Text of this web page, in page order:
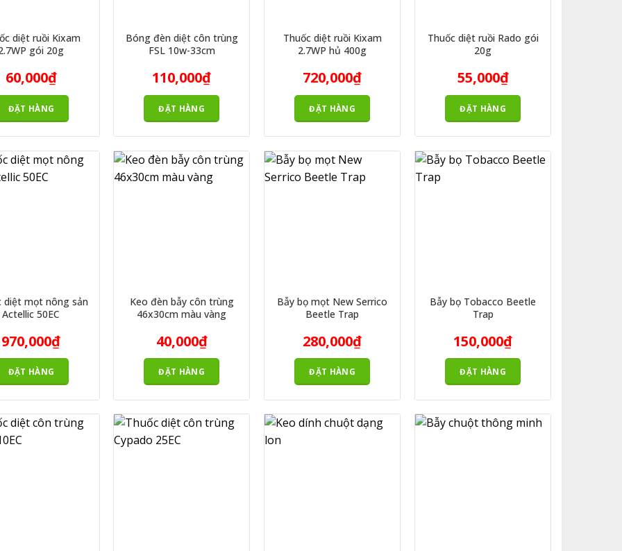
diệt ruồi Kixam
gói 20g
60,000₫
ĐẶT HÀNG
Bóng đèn diệt côn trùng
FSL 10w-33cm
110,000₫
ĐẶT HÀNG
Thuốc diệt ruồi Kixam
2.7WP hủ 400g
720,000₫
ĐẶT HÀNG
Thuốc diệt ruồi Rado gói
20g
55,000₫
ĐẶT HÀNG
diệt mọt nông sản
Actellic 50EC
970,000₫
ĐẶT HÀNG
Keo đèn bẫy côn trùng
46x30cm màu vàng
40,000₫
ĐẶT HÀNG
Bẫy bọ mọt New Serrico
Beetle Trap
280,000₫
ĐẶT HÀNG
Bẫy bọ Tobacco Beetle
Trap
150,000₫
ĐẶT HÀNG